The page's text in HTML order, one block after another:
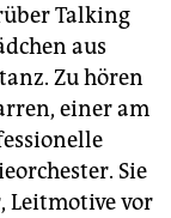
Talking
aus
Zu hören
einer am
Sie
Leitmotive vor